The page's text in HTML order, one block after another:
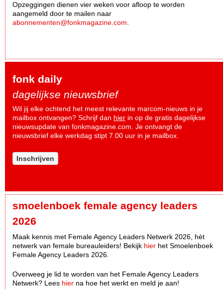
Opzeggingen dienen vier weken voor afloop te worden
aangemeld door te mailen naar
abonnementen@fonkmagazine.com.
fonk daily
dagelijkse nieuwsbrief
Wil jij elke ochtend het meest relevante marcom-nieuws in je
mailbox ontvangen? Schrijf dan hier in op de gratis dagelijkse
nieuwsupdate van fonkmagazine.com. Je ontvangt de
nieuwsbrief elke werkdag stipt 7.00 uur in je mailbox.
Inschrijven
smoelenboek female agency leaders
2026
Maak kennis met Female Agency Leaders Netwerk 2026, hèt
netwerk van female bureauleiders! Bekijk hier het Smoelenboek
Female Agency Leaders 2026.
Overweeg je lid te worden van het Female Agency Leaders
Netwerk? Lees hier na hoe het werkt en meld je aan!